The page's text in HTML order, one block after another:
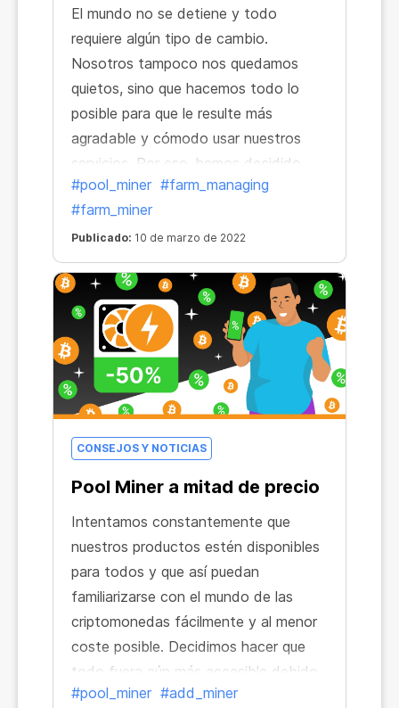
El mundo no se detiene y todo
requiere algún tipo de cambio.
Nosotros tampoco nos quedamos
quietos, sino que hacemos todo lo
posible para que le resulte más
agradable y cómodo usar nuestros
servicios. Por eso, hemos decidido
hacer que el uso de Pool Miners sea
aún más conveniente, así que hemos
incorporado la función de renovación.
#pool_miner #farm_managing
#farm_miner
Publicado: 10 de marzo de 2022
CONSEJOS Y NOTICIAS
Pool Miner a mitad de precio
Intentamos constantemente que
nuestros productos estén disponibles
para todos y que así puedan
familiarizarse con el mundo de las
criptomonedas fácilmente y al menor
coste posible. Decidimos hacer que
todo fuera aún más accesible debido
a la fluctuación del precio del bitcóin:
#pool_miner #add_miner